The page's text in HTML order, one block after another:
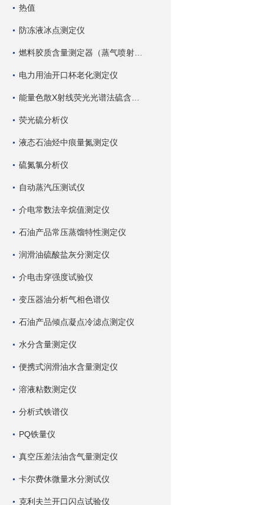
热值
防冻液冰点测定仪
电力用油开口杯老化测定仪
荧光硫分析仪
液态石油烃中痕量氮测定仪
硫氮氯分析仪
自动蒸汽压测试仪
介电常数法辛烷值测定仪
石油产品常压蒸馏特性测定仪
润滑油硫酸盐灰分测定仪
介电击穿强度试验仪
变压器油分析气相色谱仪
石油产品倾点凝点冷滤点测定仪
水分含量测定仪
便携式润滑油水含量测定仪
溶液粘数测定仪
分析式铁谱仪
PQ铁量仪
真空压差法油含气量测定仪
卡尔费休微量水分测试仪
克利夫兰开口闪点试验仪